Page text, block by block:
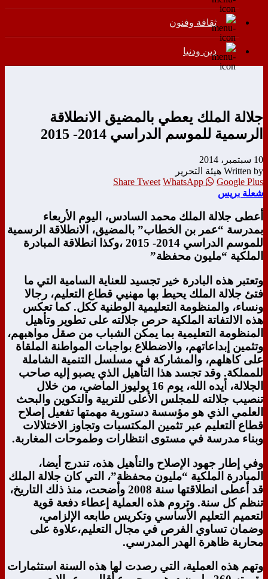
ثقافة وفنون
دين ودنيا
جلالة الملك يعطي بالمضيق الانطلاقة
الرسمية للموسم الدراسي 2014- 2015
10 سبتمبر، 2014
Written by هيئة التحرير
Share Tweet WhatsApp
Google Plus
شعلة بريس
أعطى جلالة الملك محمد السادس، اليوم الأربعاء
بمدرسة “عمر بن الخطاب” بالمضيق، الانطلاقة الرسمية
للموسم الدراسي 2014- 2015 ،وكذا انطلاقة المبادرة
الملكية “مليون محفظة”
وتعتبر هذه البادرة خير تجسيد للعناية السامية التي ما
فتئ جلالة الملك يحيط بها مهنيي قطاع التعليم، رجالا
ونساء، والمنظومة التعليمية الوطنية ككل. كما تعكس
هذه الالتفاتة الملكية حرص جلالته على تطوير وتأهيل
المنظومة التعليمية بما يمكن الشباب من صقل مواهبهم،
وتثمين إبداعاتهم، والاضطلاع بواجبات المواطنة الملقاة
على كاهلهم، والمشاركة في مسلسل التنمية الشاملة
للمملكة. وقد تجسد هذا التأهيل الذي يصبو إليه صاحب
الجلالة، أيده الله، يوم 16 يوليوز الماضي، من خلال
تنصيب جلالته للمجلس الأعلى للتربية والتكوين والبحث
العلمي الذي هو مؤسسة دستورية مهمتها تفعيل إصلاح
قطاع التعليم عبر تثمين المكتسبات وتجاوز الاختلالات
وبناء مدرسة في مستوى انتظارات وطموحات المغاربة.
وفي إطار جهود الإصلاح والتأهيل هذه، تندرج أيضا،
المبادرة الملكية “مليون محفظة”، التي كان جلالة الملك
قد أعطى انطلاقتها سنة 2008 وأضحت، منذ ذلك التاريخ،
تنظم كل سنة. وتروم هذه العملية إعطاء دفعة قوية
لتعميم التعليم الأساسي وتكريس طابعه الإلزامي،
وضمان تساوي الفرص في مجال التعليم،علاوة على
محاربة ظاهرة الهدر المدرسي.
وتهم هذه العملية، التي رصدت لها هذه السنة استثمارات